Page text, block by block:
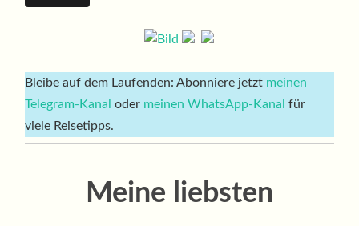
Bleibe auf dem Laufenden: Abonniere jetzt meinen
Telegram-Kanal oder meinen WhatsApp-Kanal für
viele Reisetipps.
Meine liebsten